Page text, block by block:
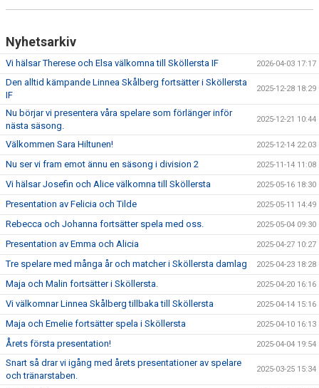
Nyhetsarkiv
Vi hälsar Therese och Elsa välkomna till Sköllersta IF 2026-04-03 17:17
Den alltid kämpande Linnea Skålberg fortsätter i Sköllersta
IF
2025-12-28 18:29
Nu börjar vi presentera våra spelare som förlänger inför
nästa säsong.
2025-12-21 10:44
Välkommen Sara Hiltunen! 2025-12-14 22:03
Nu ser vi fram emot ännu en säsong i division 2 2025-11-14 11:08
Vi hälsar Josefin och Alice välkomna till Sköllersta 2025-05-16 18:30
Presentation av Felicia och Tilde 2025-05-11 14:49
Rebecca och Johanna fortsätter spela med oss. 2025-05-04 09:30
Presentation av Emma och Alicia 2025-04-27 10:27
Tre spelare med många år och matcher i Sköllersta damlag 2025-04-23 18:28
Maja och Malin fortsätter i Sköllersta. 2025-04-20 16:16
Vi välkomnar Linnea Skålberg tillbaka till Sköllersta 2025-04-14 15:16
Maja och Emelie fortsätter spela i Sköllersta 2025-04-10 16:13
Årets första presentation! 2025-04-04 19:54
Snart så drar vi igång med årets presentationer av spelare
och tränarstaben.
2025-03-25 15:34